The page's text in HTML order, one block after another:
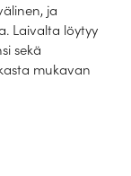
ja
Laivalta löytyy
sekä
mukavan